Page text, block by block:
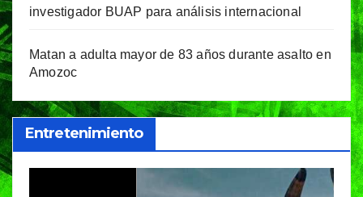
investigador BUAP para análisis internacional
Matan a adulta mayor de 83 años durante asalto en
Amozoc
Entretenimiento